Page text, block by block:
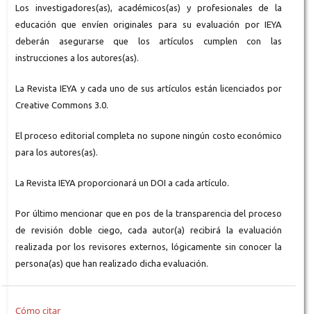
Los investigadores(as), académicos(as) y profesionales de la
educación que envíen originales para su evaluación por IEYA
deberán asegurarse que los artículos cumplen con las
instrucciones a los autores(as).
La Revista IEYA y cada uno de sus artículos están licenciados por
Creative Commons 3.0.
El proceso editorial completa no supone ningún costo económico
para los autores(as).
La Revista IEYA proporcionará un DOI a cada artículo.
Por último mencionar que en pos de la transparencia del proceso
de revisión doble ciego, cada autor(a) recibirá la evaluación
realizada por los revisores externos, lógicamente sin conocer la
persona(as) que han realizado dicha evaluación.
Cómo citar